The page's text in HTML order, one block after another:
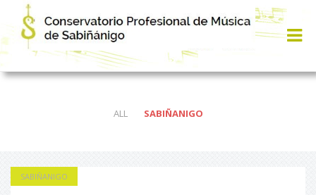
ALL SABIÑANIGO
SABIÑANIGO